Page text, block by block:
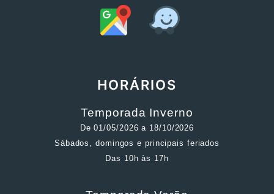
HORÁRIOS
Temporada Inverno
De 01/05/2026 a 18/10/2026
Sábados, domingos e principais feriados
Das 10h às 17h